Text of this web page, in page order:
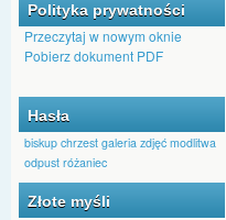
Polityka prywatności
Przeczytaj w nowym oknie
Pobierz dokument PDF
Hasła
biskup chrzest galeria zdjęć modlitwa
odpust różaniec
Złote myśli